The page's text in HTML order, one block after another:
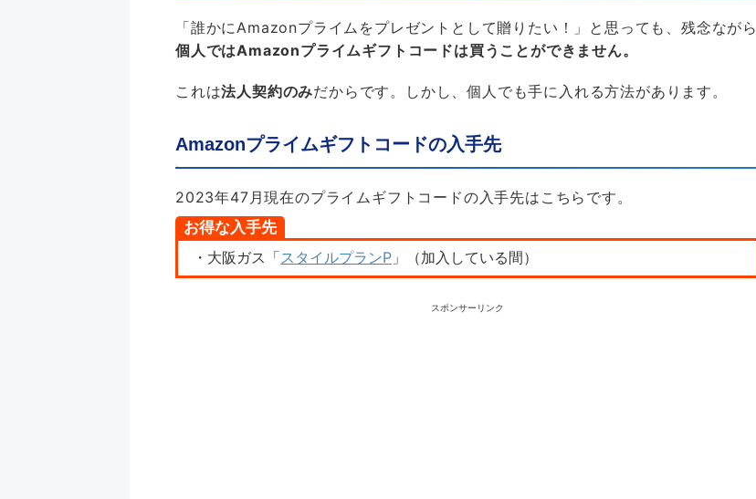
「誰かにAmazonプライムをプレゼントとして贈りたい！」と思っても、残念ながら
個人ではAmazonプライムギフトコードは買うことができません。
これは法人契約のみだからです。しかし、個人でも手に入れる方法があります。
Amazonプライムギフトコードの入手先
2023年47月現在のプライムギフトコードの入手先はこちらです。
お得な入手先
・大阪ガス「スタイルプランP 」（加入している間）
スポンサーリンク